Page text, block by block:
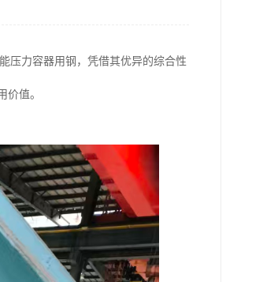
压力容器用钢，凭借其优异的综合性
值。